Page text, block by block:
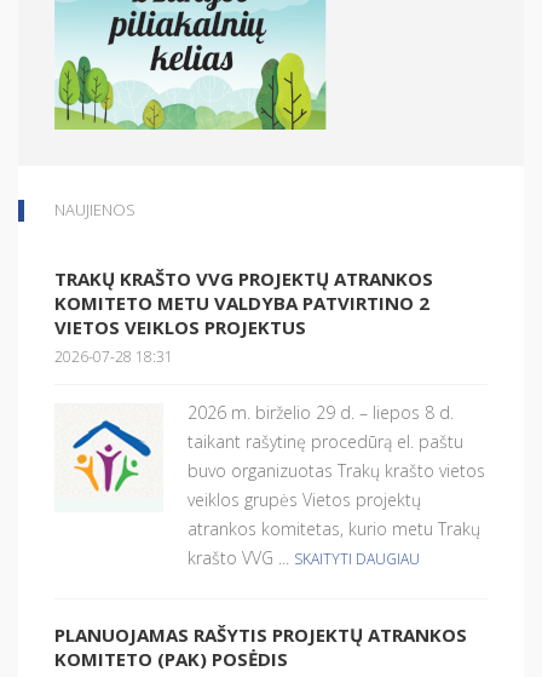
NAUJIENOS
TRAKŲ KRAŠTO VVG PROJEKTŲ ATRANKOS
KOMITETO METU VALDYBA PATVIRTINO 2
VIETOS VEIKLOS PROJEKTUS
2026-07-28 18:31
2026 m. birželio 29 d. – liepos 8 d.
taikant rašytinę procedūrą el. paštu
buvo organizuotas Trakų krašto vietos
veiklos grupės Vietos projektų
atrankos komitetas, kurio metu Trakų
krašto VVG ... SKAITYTI DAUGIAU
PLANUOJAMAS RAŠYTIS PROJEKTŲ ATRANKOS
KOMITETO (PAK) POSĖDIS